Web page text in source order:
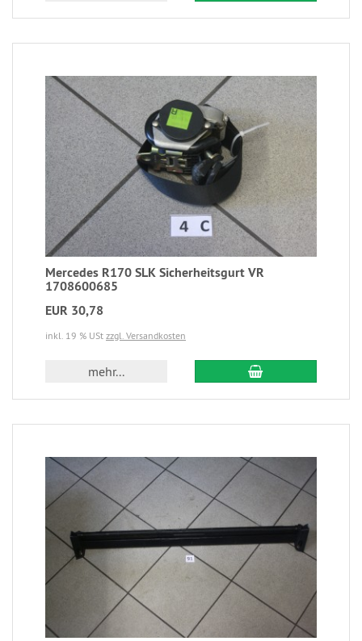
Mercedes R170 SLK Sicherheitsgurt VR
1708600685
EUR 30,78
inkl. 19 % USt zzgl. Versandkosten
mehr...